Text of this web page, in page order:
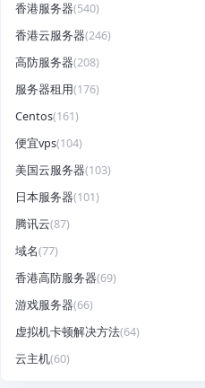
香港服务器(540)
香港云服务器(246)
高防服务器(208)
服务器租用(176)
Centos(161)
便宜vps(104)
美国云服务器(103)
日本服务器(101)
腾讯云(87)
域名(77)
香港高防服务器(69)
游戏服务器(66)
虚拟机卡顿解决方法(64)
云主机(60)